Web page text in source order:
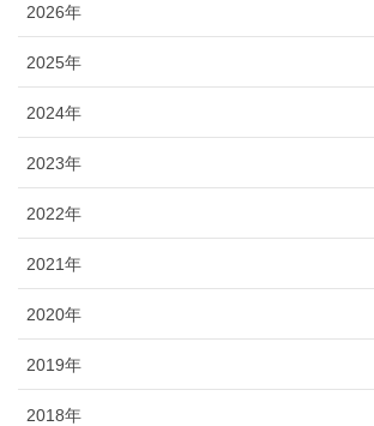
2026年
2025年
2024年
2023年
2022年
2021年
2020年
2019年
2018年